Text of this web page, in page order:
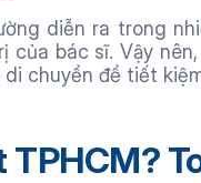
diễn ra trong
của bác sĩ. Vậy
chuyển để tiết